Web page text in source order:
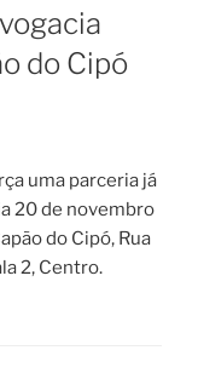
do Cipó
uma parceria já
20 de novembro
do Cipó, Rua
2, Centro.